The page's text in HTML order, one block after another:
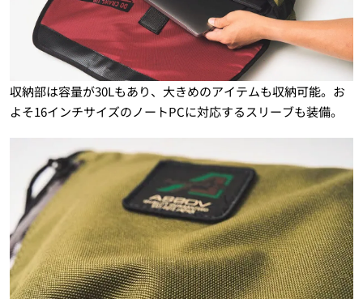
収納部は容量が30Lもあり、大きめのアイテムも収納可能。お
よそ16インチサイズのノートPCに対応するスリーブも装備。